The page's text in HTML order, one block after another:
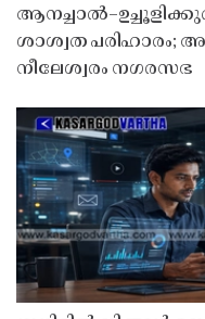
ശാശ്വത പരിഹാരം;
നീലേശ്വരം നഗരസഭ